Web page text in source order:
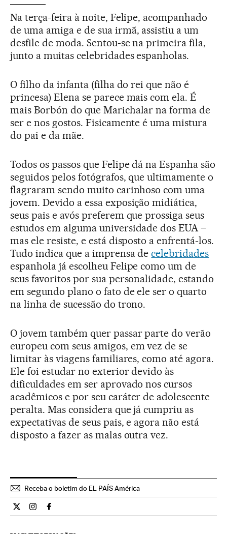
Na terça-feira à noite, Felipe, acompanhado
de uma amiga e de sua irmã, assistiu a um
desfile de moda. Sentou-se na primeira fila,
junto a muitas celebridades espanholas.
O filho da infanta (filha do rei que não é
princesa) Elena se parece mais com ela. É
mais Borbón do que Marichalar na forma de
ser e nos gostos. Fisicamente é uma mistura
do pai e da mãe.
Todos os passos que Felipe dá na Espanha são
seguidos pelos fotógrafos, que ultimamente o
flagraram sendo muito carinhoso com uma
jovem. Devido a essa exposição midiática,
seus pais e avós preferem que prossiga seus
estudos em alguma universidade dos EUA –
mas ele resiste, e está disposto a enfrentá-los.
Tudo indica que a imprensa decelebridades
espanhola já escolheu Felipe como um de
seus favoritos por sua personalidade, estando
em segundo plano o fato de ele ser o quarto
na linha de sucessão do trono.
O jovem também quer passar parte do verão
europeu com seus amigos, em vez de se
limitar às viagens familiares, como até agora.
Ele foi estudar no exterior devido às
dificuldades em ser aprovado nos cursos
acadêmicos e por seu caráter de adolescente
peralta. Mas considera que já cumpriu as
expectativas de seus pais, e agora não está
disposto a fazer as malas outra vez.
Receba o boletim do EL PAÍS América
Internacional El País Brasil en Twitter
Internacional El País Brasil en Instagram
Internacional El País Brasil en Facebook